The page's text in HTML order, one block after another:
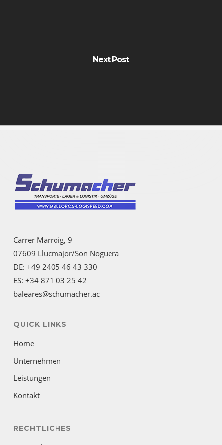
Next Post
Carrer Marroig, 9
07609 Llucmajor/Son Noguera
DE: +49 2405 46 43 330
ES: +34 871 03 25 42
baleares@schumacher.ac
QUICK LINKS
Home
Unternehmen
Leistungen
Kontakt
RECHTLICHES